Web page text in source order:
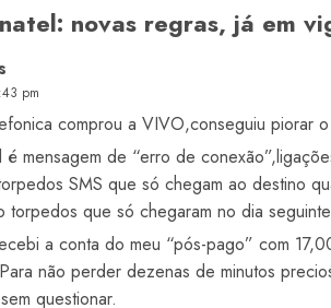
novas regras, já em
pm
comprou a VIVO,conseguiu piorar
é mensagem de “erro de
SMS que só chegam ao destino
torpedos que só chegaram no dia
a conta do meu “pós-pago” com
não perder dezenas de minutos
questionar.